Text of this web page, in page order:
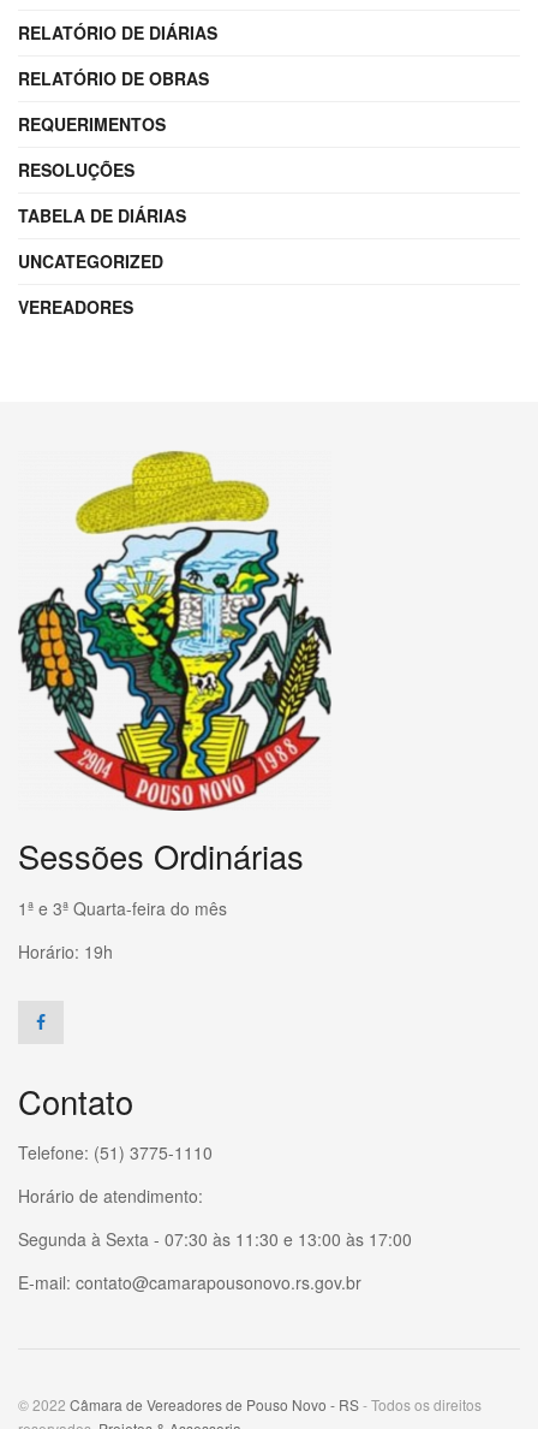
RELATÓRIO DE DIÁRIAS
RELATÓRIO DE OBRAS
REQUERIMENTOS
RESOLUÇÕES
TABELA DE DIÁRIAS
UNCATEGORIZED
VEREADORES
Sessões Ordinárias
1ª e 3ª Quarta-feira do mês
Horário: 19h
Contato
Telefone: (51) 3775-1110
Horário de atendimento:
Segunda à Sexta - 07:30 às 11:30 e 13:00 às 17:00
E-mail: contato@camarapousonovo.rs.gov.br
© 2022 Câmara de Vereadores de Pouso Novo - RS- Todos os direitos